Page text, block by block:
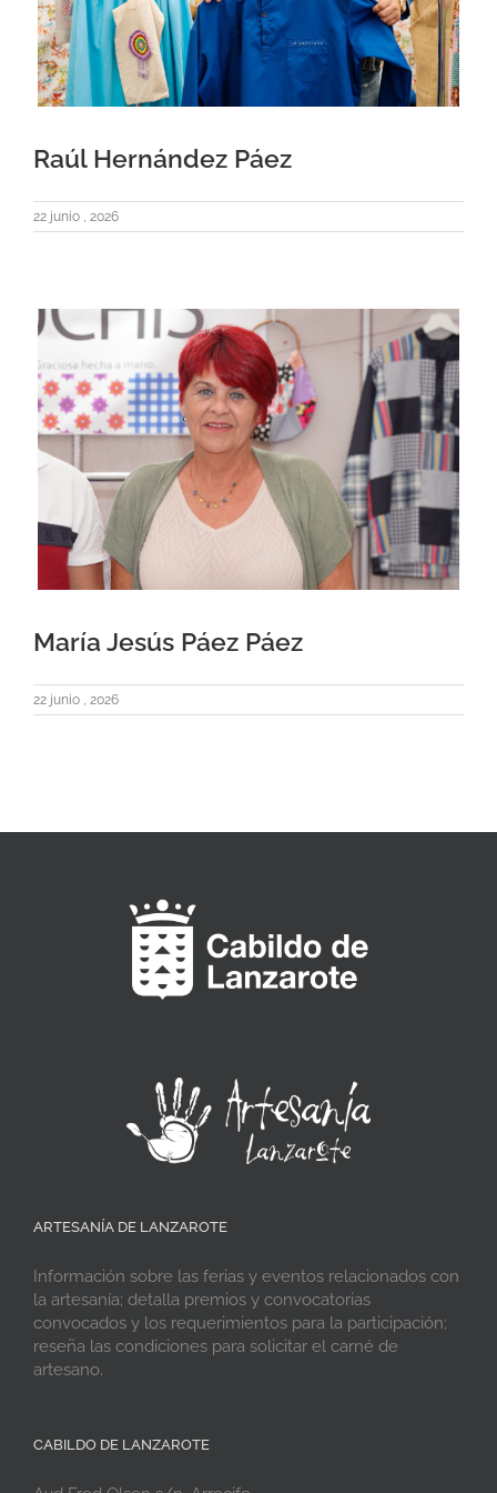
Raúl Hernández Páez
22 junio , 2026
María Jesús Páez Páez
22 junio , 2026
ARTESANÍA DE LANZAROTE
Información sobre las ferias y eventos relacionados con
la artesanía; detalla premios y convocatorias
convocados y los requerimientos para la participación;
reseña las condiciones para solicitar el carné de
artesano.
CABILDO DE LANZAROTE